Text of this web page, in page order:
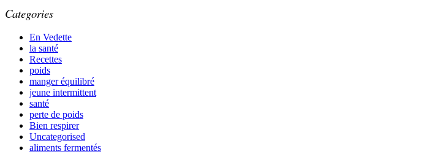
Categories
En Vedette
la santé
Recettes
poids
manger équilibré
jeune intermittent
santé
perte de poids
Bien respirer
Uncategorised
aliments fermentés